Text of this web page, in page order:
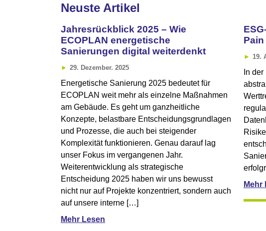
Neuste Artikel
Jahresrückblick 2025 – Wie
ECOPLAN energetische
Sanierungen digital weiterdenkt
29. Dezember. 2025
Energetische Sanierung 2025 bedeutet für
ECOPLAN weit mehr als einzelne Maßnahmen
am Gebäude. Es geht um ganzheitliche
Konzepte, belastbare Entscheidungsgrundlagen
und Prozesse, die auch bei steigender
Komplexität funktionieren. Genau darauf lag
unser Fokus im vergangenen Jahr.
Weiterentwicklung als strategische
Entscheidung 2025 haben wir uns bewusst
nicht nur auf Projekte konzentriert, sondern auch
auf unsere interne […]
Mehr Lesen
19.
In
Mehr